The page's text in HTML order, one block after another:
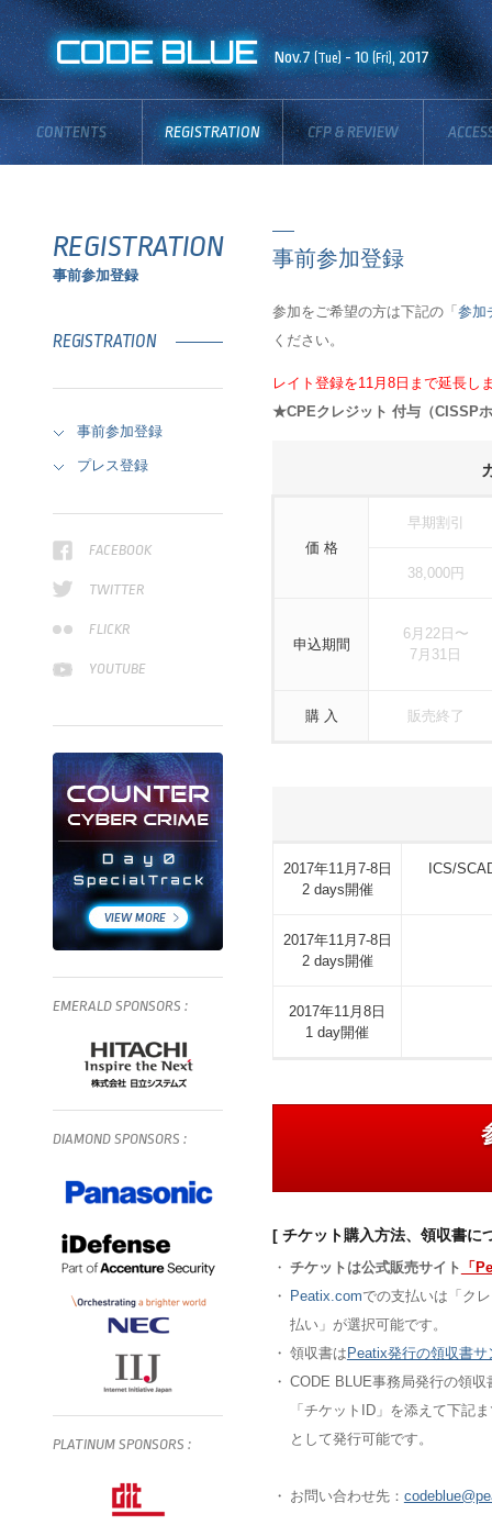
CODE BLUE Nov.7 (Tue) - 10 (Fri), 2017
CONTENTS REGISTRATION CFP & REVIEW
REGISTRATION
事前参加登録
REGISTRATION
事前参加登録
プレス登録
FACEBOOK
TWITTER
FLICKR
YOUTUBE
事前参加登録
参加をご希望の方は下記の「 参加
ください。
レイト登録を11月8日まで延長し
★CPEクレジット 付与（CISSP
価 格
早期割引
38,000円
申込期間
6月22日〜
7月31日
購 入 販売終了
2017年11月7-8日
2 days開催
ICS/
2017年11月7-8日
2 days開催
2017年11月8日
1 day開催
[ チケット購入方法、領収書に
・ チケットは公式販売サイト 「
・ Peatix.comでの支払いは「ク
払い」が選択可能です。
・ 領収書はPeatix発行の領収書サ
・ CODE BLUE事務局発行の領
「チケットID」を添えて下
として発行可能です。
・ お問い合わせ先：
EMERALD SPONSORS :
DIAMOND SPONSORS :
PLATINUM SPONSORS :